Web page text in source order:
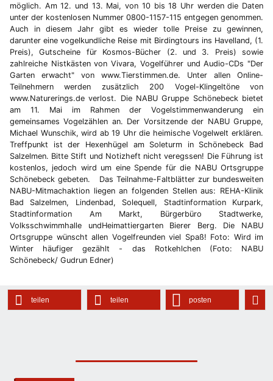
möglich. Am 12. und 13. Mai, von 10 bis 18 Uhr werden die Daten
unter der kostenlosen Nummer 0800-1157-115 entgegen genommen.
Auch in diesem Jahr gibt es wieder tolle Preise zu gewinnen,
darunter eine vogelkundliche Reise mit Birdingtours ins Havelland, (1.
Preis), Gutscheine für Kosmos-Bücher (2. und 3. Preis) sowie
zahlreiche Nistkästen von Vivara, Vogelführer und Audio-CDs "Der
Garten erwacht" von www.Tierstimmen.de. Unter allen Online-
Teilnehmern werden zusätzlich 200 Vogel-Klingeltöne von
www.Naturerings.de verlost. Die NABU Gruppe Schönebeck bietet
am 11. Mai im Rahmen der Vogelstimmenwanderung ein
gemeinsames Vogelzählen an. Der Vorsitzende der NABU Gruppe,
Michael Wunschik, wird ab 19 Uhr die heimische Vogelwelt erklären.
Treffpunkt ist der Hexenhügel am Soleturm in Schönebeck Bad
Salzelmen. Bitte Stift und Notizheft nicht veregssen! Die Führung ist
kostenlos, jedoch wird um eine Spende für die NABU Ortsgruppe
Schönebeck gebeten. Das Teilnahme-Faltblätter zur bundesweiten
NABU-Mitmachaktion liegen an folgenden Stellen aus: REHA-Klinik
Bad Salzelmen, Lindenbad, Solequell, Stadtinformation Kurpark,
Stadtinformation Am Markt, Bürgerbüro Stadtwerke,
Volksschwimmhalle undHeimattiergarten Bierer Berg. Die NABU
Ortsgruppe wünscht allen Vogelfreunden viel Spaß! Foto: Wird im
Winter häufiger gezählt - das Rotkehlchen (Foto: NABU
Schönebeck/ Gudrun Edner)
teilen teilen posten